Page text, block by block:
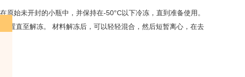
始未开封的小瓶中，并保持在-50°C以下冷冻，直到准备使用。
置直至解冻。 材料解冻后，可以轻轻混合，然后短暂离心，在去